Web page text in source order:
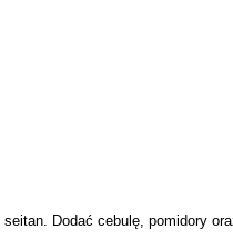
Dodać cebulę, pomidory